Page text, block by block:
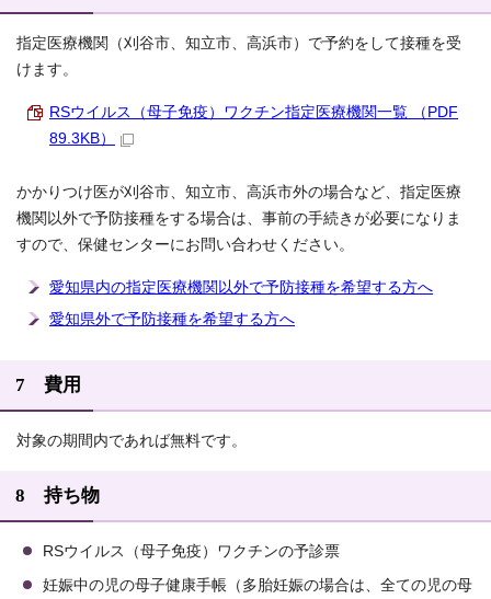
指定医療機関（刈谷市、知立市、高浜市）で予約をして接種を受
けます。
RSウイルス（母子免疫）ワクチン指定医療機関一覧 （PDF
89.3KB）
かかりつけ医が刈谷市、知立市、高浜市外の場合など、指定医療
機関以外で予防接種をする場合は、事前の手続きが必要になりま
すので、保健センターにお問い合わせください。
愛知県内の指定医療機関以外で予防接種を希望する方へ
愛知県外で予防接種を希望する方へ
7 費用
対象の期間内であれば無料です。
8 持ち物
RSウイルス（母子免疫）ワクチンの予診票
妊娠中の児の母子健康手帳（多胎妊娠の場合は、全ての児の母